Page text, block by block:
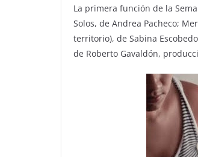
La primera función de la
Solos, de Andrea Pacheco;
territorio), de Sabina
de Roberto Gavaldón,